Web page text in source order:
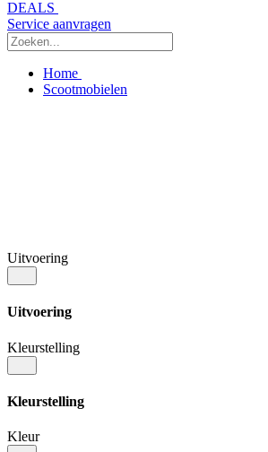
DEALS
Service aanvragen
Home
Scootmobielen
Uitvoering
Uitvoering
Kleurstelling
Kleurstelling
Kleur